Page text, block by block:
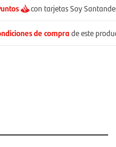
con tarjetas Soy
de comprade este